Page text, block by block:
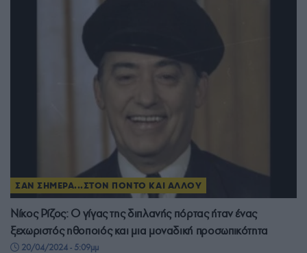
ΣΑΝ ΣΗΜΕΡΑ...ΣΤΟΝ ΠΟΝΤΟ ΚΑΙ ΑΛΛΟΥ
Νίκος Ρίζος: Ο γίγας της διπλανής πόρτας ήταν ένας
ξεχωριστός ηθοποιός και μια μοναδική προσωπικότητα
20/04/2024 - 5:09μμ